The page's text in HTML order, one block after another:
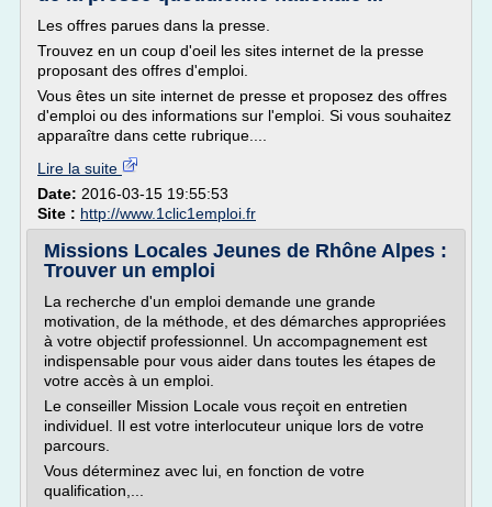
Les offres parues dans la presse.
Trouvez en un coup d'oeil les sites internet de la presse
proposant des offres d'emploi.
Vous êtes un site internet de presse et proposez des offres
d'emploi ou des informations sur l'emploi. Si vous souhaitez
apparaître dans cette rubrique....
Lire la suite
Date: 2016-03-15 19:55:53
Site : http://www.1clic1emploi.fr
Missions Locales Jeunes de Rhône Alpes :
Trouver un emploi
La recherche d'un emploi demande une grande
motivation, de la méthode, et des démarches appropriées
à votre objectif professionnel. Un accompagnement est
indispensable pour vous aider dans toutes les étapes de
votre accès à un emploi.
Le conseiller Mission Locale vous reçoit en entretien
individuel. Il est votre interlocuteur unique lors de votre
parcours.
Vous déterminez avec lui, en fonction de votre
qualification,...